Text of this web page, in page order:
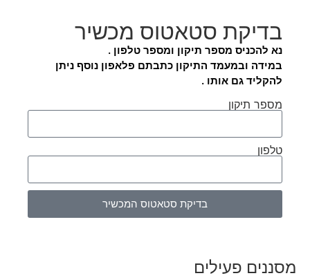
בדיקת סטאטוס מכשיר
נא להכניס מספר תיקון ומספר טלפון .
במידה ובמעמד התיקון כתבתם פלאפון נוסף ניתן
להקליד גם אותו .
מספר תיקון
טלפון
בדיקת סטאטוס המכשיר
מסננים פעילים